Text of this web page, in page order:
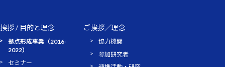
拶 / 目的と理念
拠点形成事業（2016-
2022）
セミナー
ご挨拶／理念
協力機関
参加研究者